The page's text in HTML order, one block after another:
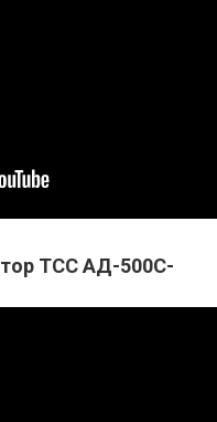
ТСС АД-500С-